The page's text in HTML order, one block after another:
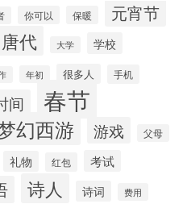
你可以 保暖 元宵节
唐代 大学 学校
年初 很多人 手机
间 春节
幻西游 游戏 父母
礼物 红包 考试
诗人 诗词 费用